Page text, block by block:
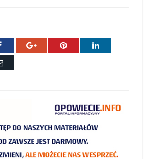
Facebook Google+ Pinterest LinkedIn
E-